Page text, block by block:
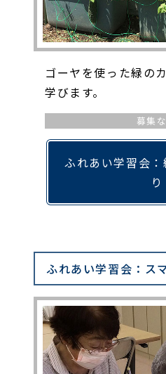
ゴーヤを使った緑の
学びます。
募集
ふれあい学習会
り
ふれあい学習会：ス